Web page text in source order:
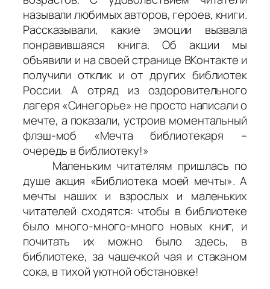
называли любимых авторов, героев, книги.
Рассказывали, какие эмоции вызвала
понравившаяся книга. Об акции мы
объявили и на своей странице ВКонтакте и
получили отклик и от других библиотек
России. А отряд из оздоровительного
лагеря «Синегорье» не просто написали о
мечте, а показали, устроив моментальный
флэш-моб «Мечта библиотекаря –
очередь в библиотеку!»
Маленьким читателям пришлась по
душе акция «Библиотека моей мечты». А
мечты наших и взрослых и маленьких
читателей сходятся: чтобы в библиотеке
было много-много-много новых книг, и
почитать их можно было здесь, в
библиотеке, за чашечкой чая и стаканом
сока, в тихой уютной обстановке!